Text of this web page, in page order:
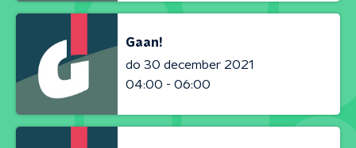
Gaan!
do 30 december 2021
04:00 - 06:00